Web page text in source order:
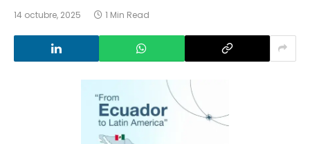
14 octubre, 2025 1 Min Read